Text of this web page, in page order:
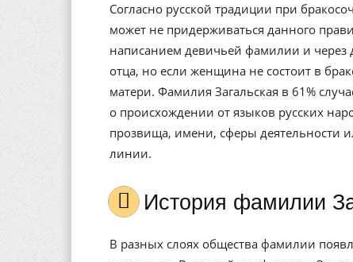
Согласно русской традиции при
может не придерживаться данного
написанием девичьей фамилии и
отца, но если женщина не состоит в
матери. Фамилия Загальская в 61%
о происхождении от языков русских
прозвища, имени, сферы деятельности
линии.
История фамилии
В разных слоях общества фамилии